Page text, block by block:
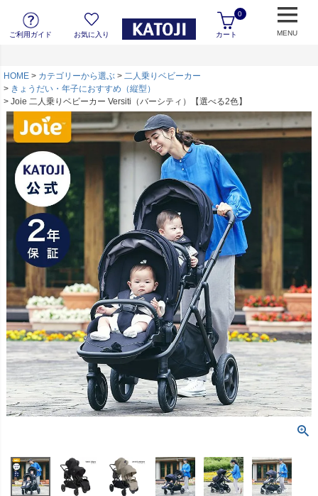
ご利用ガイド お気に入り カート
0
MENU
HOME カテゴリーから選ぶ
二人乗りベビーカー
きょうだい・年子におすすめ（縦型）
Joie 二人乗りベビーカー Versiti（バーシティ）【選べる2色】